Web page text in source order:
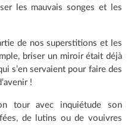
les mauvais songes et les
de nos superstitions et les
briser un miroir était déjà
s’en servaient pour faire des
!
tour avec inquiétude son
de lutins ou de vouivres